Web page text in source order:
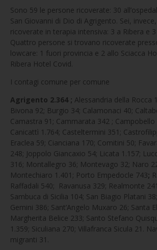
Sono 59 le persone ricoverate: 30
San Giovanni di Dio di Agrigento. Sei,
ricoverate in terapia intensiva: 3 a Ribera e
Quattro persone si trovano ricoverate
lowcare: 1 fuori provincia e 2 allo Sciacca
Ribera Hotel Covid.
I contagi comune per comune
Agrigento 2.364 ; Alessandria della Rocca
Bivona 92; Burgio 34; Calamonaci 40;
Camastra 91; Cammarata 342 ; Campobello
Canicattì 1.764; Casteltermini 351;
Eraclea 59; Cianciana 170; Comitini 50;
248; Joppolo Giancaxio 54; Licata 1.157;
316; Montallegro 36; Montevago 32; Naro
Montechiaro 1.401; Porto Empedocle 743;
Raffadali 540; Ravanusa 329; Realmonte
Sambuca di Sicilia 104; San Biagio Platani
Gemini 386; Sant’Angelo Muxaro 26; Santa
Margherita Belice 233; Santo Stefano
1.359; Siculiana 270; Villafranca Sicula 21.
migranti 31.